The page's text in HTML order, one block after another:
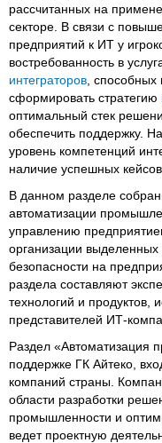
рассчитанных на
секторе. В связи с
предприятий к ИТ у
востребованность в
интеграторов ,
сформировать стратегию
оптимальный стек
обеспечить поддержку.
уровень компетенций
наличие успешных
В данном разделе
автоматизации
управлению
организации
безопасности на
раздела составляют
технологий и продуктов,
представителей ИТ-
Раздел «Автоматизация
поддержке ГК Айтеко,
компаний страны.
области разработки
промышленности и
ведет проектную